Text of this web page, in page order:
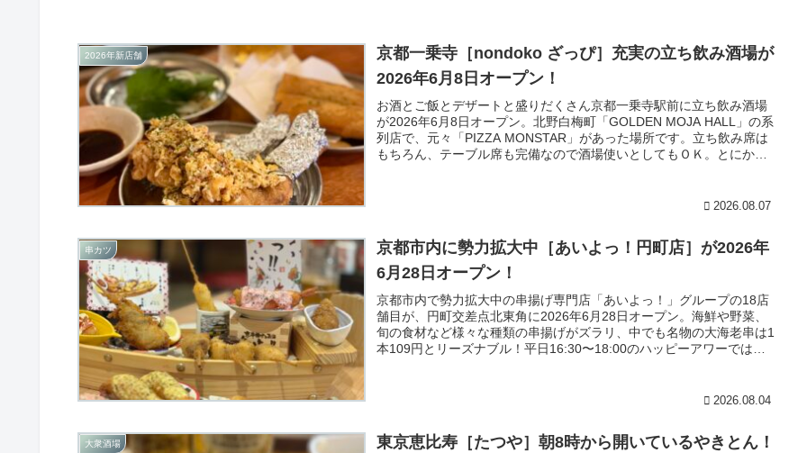
2026年新店舗
京都一乗寺［nondoko ざっぴ］充実の立ち飲み酒場が
2026年6月8日オープン！
お酒とご飯とデザートと盛りだくさん京都一乗寺駅前に立ち飲み酒場
が2026年6月8日オープン。北野白梅町「GOLDEN MOJA HALL」の系
列店で、元々「PIZZA MONSTAR」があった場所です。立ち飲み席は
もちろん、テーブル席も完備なので酒場使いとしてもＯＫ。とにかく
2026.08.07
串カツ
京都市内に勢力拡大中［あいよっ！円町店］が2026年
6月28日オープン！
京都市内で勢力拡大中の串揚げ専門店「あいよっ！」グループの18店
舗目が、円町交差点北東角に2026年6月28日オープン。海鮮や野菜、
旬の食材など様々な種類の串揚げがズラリ、中でも名物の大海老串は1
本109円とリーズナブル！平日16:30〜18:00のハッピーアワーではハ
2026.08.04
大衆酒場 東京恵比寿［たつや］朝8時から開いているやきとん！